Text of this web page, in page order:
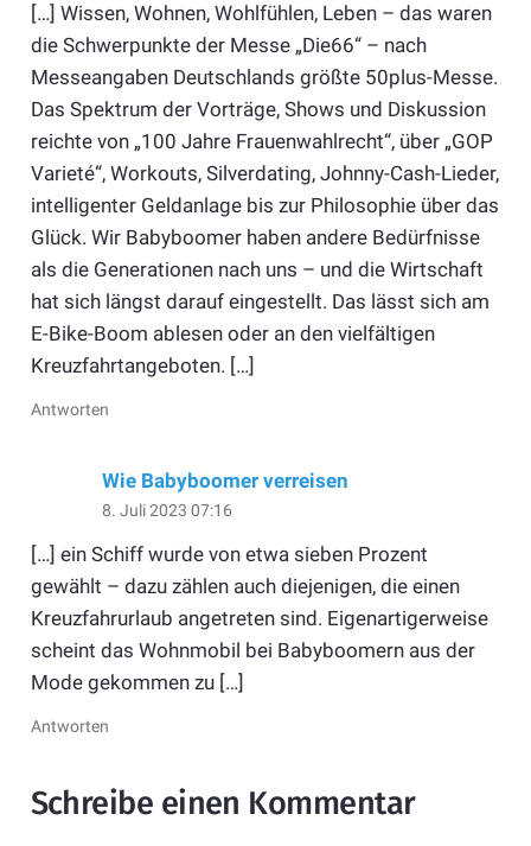
[…] Wissen, Wohnen, Wohlfühlen, Leben – das waren
die Schwerpunkte der Messe „Die66“ – nach
Messeangaben Deutschlands größte 50plus-Messe.
Das Spektrum der Vorträge, Shows und Diskussion
reichte von „100 Jahre Frauenwahlrecht“, über „GOP
Varieté“, Workouts, Silverdating, Johnny-Cash-Lieder,
intelligenter Geldanlage bis zur Philosophie über das
Glück. Wir Babyboomer haben andere Bedürfnisse
als die Generationen nach uns – und die Wirtschaft
hat sich längst darauf eingestellt. Das lässt sich am
E-Bike-Boom ablesen oder an den vielfältigen
Kreuzfahrtangeboten. […]
Antworten
Wie Babyboomer verreisen
8. Juli 2023 07:16
[…] ein Schiff wurde von etwa sieben Prozent
gewählt – dazu zählen auch diejenigen, die einen
Kreuzfahrurlaub angetreten sind. Eigenartigerweise
scheint das Wohnmobil bei Babyboomern aus der
Mode gekommen zu […]
Antworten
Schreibe einen Kommentar